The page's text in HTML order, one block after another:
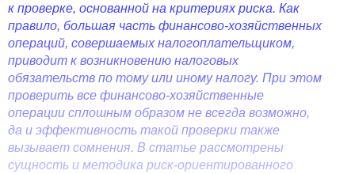
к проверке, основанной на критериях риска. Как
правило, большая часть финансово-хозяйственных
операций, совершаемых налогоплательщиком,
приводит к возникновению налоговых
обязательств по тому или иному налогу. При этом
проверить все финансово-хозяйственные
операции сплошным образом не всегда возможно,
да и эффективность такой проверки также
вызывает сомнения. В статье рассмотрены
сущность и методика риск-ориентированного